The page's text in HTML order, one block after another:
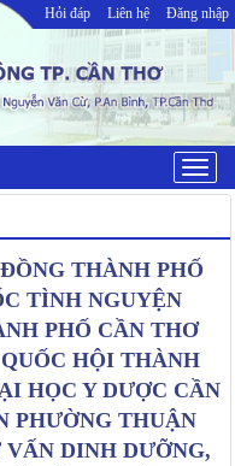
Hỏi đáp Liên hệ Đăng nhập
THÀNH PHỐ
TÌNH NGUYỆN
PHỐ CẦN THƠ
HỘI THÀNH
HỌC Y DƯỢC CẦN
PHƯỜNG THUẬN
DINH DƯỠNG,